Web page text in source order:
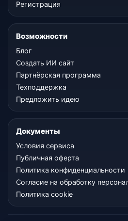
Регистрация
Возможности
Блог
Создать ИИ сайт
Партнёрская программа
Техподдержка
Предложить идею
Документы
Условия сервиса
Публичная оферта
Политика конфиденциальности
Согласие на обработку
Политика cookie